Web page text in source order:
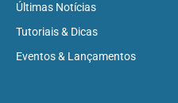
Últimas Notícias
Tutoriais & Dicas
Eventos & Lançamentos